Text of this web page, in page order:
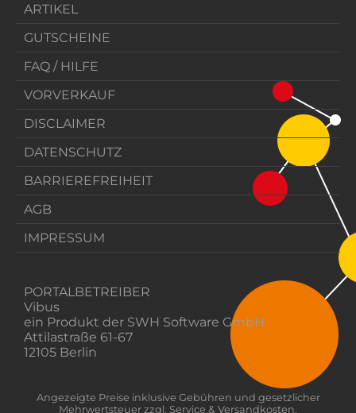
ARTIKEL
GUTSCHEINE
FAQ / HILFE
VORVERKAUF
DISCLAIMER
DATENSCHUTZ
BARRIEREFREIHEIT
AGB
IMPRESSUM
PORTALBETREIBER
Vibus
ein Produkt der SWH Software GmbH
Attilastraße 61-67
12105 Berlin
Angezeigte Preise inklusive Gebühren und gesetzlicher
Mehrwertsteuer zzgl. Service & Versandkosten.